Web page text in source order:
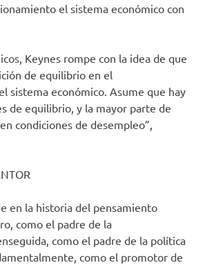
el sistema económico con
Keynes rompe con la idea de que
de equilibrio en el
sistema económico. Asume que hay
de equilibrio, y la mayor parte de
condiciones de desempleo”,
en la historia del pensamiento
como el padre de la
como el padre de la política
como el promotor de